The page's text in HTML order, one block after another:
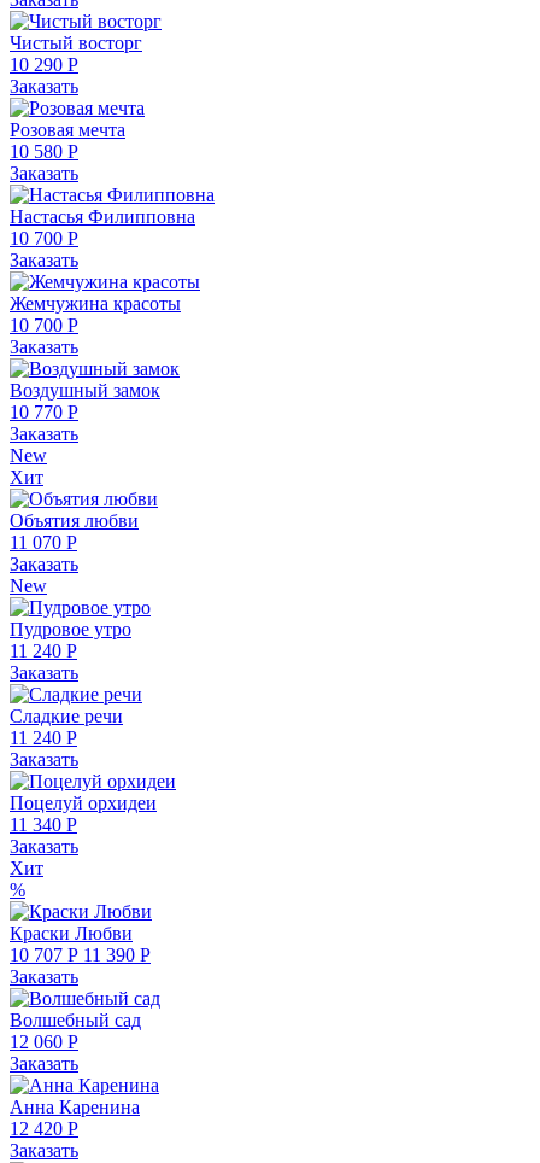
Чистый восторг
10 290 Р
Заказать
Розовая мечта
10 580 Р
Заказать
Настасья Филипповна
10 700 Р
Заказать
Жемчужина красоты
10 700 Р
Заказать
Воздушный замок
10 770 Р
Заказать
New
Хит
Объятия любви
11 070 Р
Заказать
New
Пудровое утро
11 240 Р
Заказать
Сладкие речи
11 240 Р
Заказать
Поцелуй орхидеи
11 340 Р
Заказать
Хит
%
Краски Любви
10 707 Р 11 390 Р
Заказать
Волшебный сад
12 060 Р
Заказать
Анна Каренина
12 420 Р
Заказать